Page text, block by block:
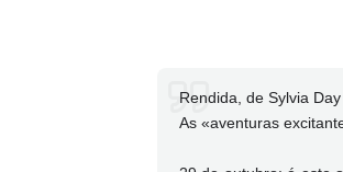
Rendida, de Sylvia Day
As «aventuras